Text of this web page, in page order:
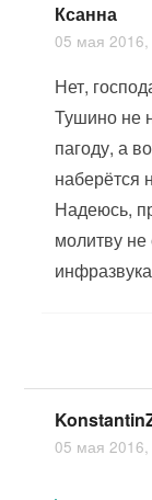
Ксанна
05 мая
Нет,
Тушино не
пагоду, а
наберётся
Надеюсь,
молитву не
05 мая